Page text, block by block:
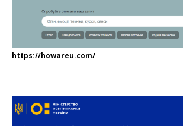
https://howareu.com/